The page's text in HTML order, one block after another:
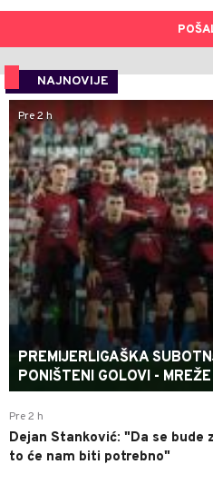
NAJNOVIJE
Pre 2 h
PREMIJERLIGAŠKA
PONIŠTENI GOLOVI -
Pre 2 h
Dejan Stanković: "Da se bude
to će nam biti potrebno"